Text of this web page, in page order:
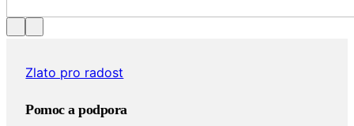
Zlato pro radost
Pomoc a podpora